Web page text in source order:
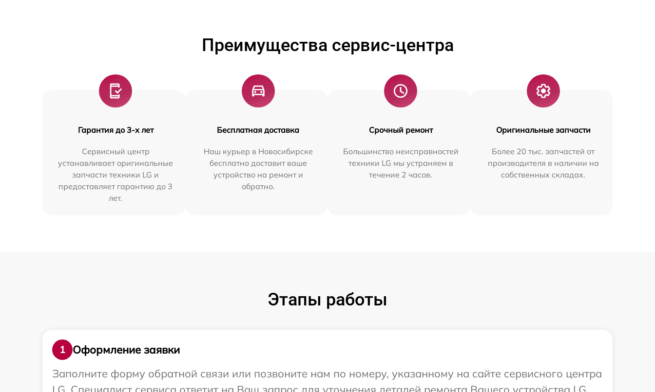
Преимущества сервис-центра
Гарантия до 3-х лет
Сервисный центр
устанавливает оригинальные
запчасти техники LG и
предоставляет гарантию до 3
лет.
Бесплатная доставка
Наш курьер в Новосибирске
бесплатно доставит ваше
устройство на ремонт и
обратно.
Срочный ремонт
Большинство неисправностей
техники LG мы устраняем в
течение 2 часов.
Оригинальные запчасти
Более 20 тыс. запчастей от
производителя в наличии на
собственных складах.
Этапы работы
1
Оформление заявки
Заполните форму обратной связи или позвоните нам по номеру, указанному на сайте сервисного центра